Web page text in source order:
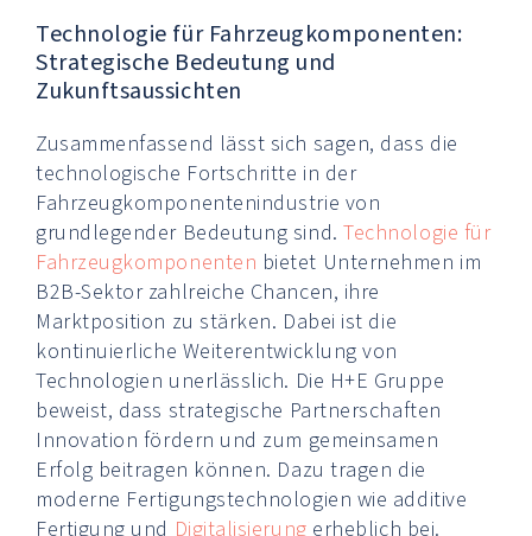
Technologie für Fahrzeugkomponenten:
Strategische Bedeutung und
Zukunftsaussichten
Zusammenfassend lässt sich sagen, dass die
technologische Fortschritte in der
Fahrzeugkomponentenindustrie von
grundlegender Bedeutung sind.Technologie für
Fahrzeugkomponenten bietet Unternehmen im
B2B-Sektor zahlreiche Chancen, ihre
Marktposition zu stärken. Dabei ist die
kontinuierliche Weiterentwicklung von
Technologien unerlässlich. Die H+E Gruppe
beweist, dass strategische Partnerschaften
Innovation fördern und zum gemeinsamen
Erfolg beitragen können. Dazu tragen die
moderne Fertigungstechnologien wie additive
Fertigung und Digitalisierung erheblich bei.